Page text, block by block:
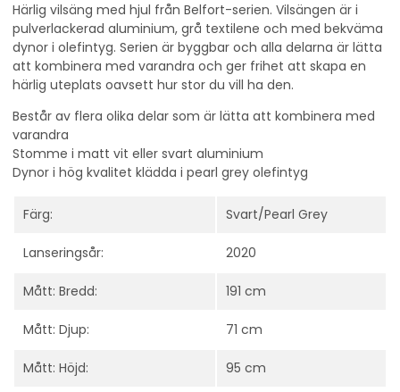
Härlig vilsäng med hjul från Belfort-serien. Vilsängen är i
pulverlackerad aluminium, grå textilene och med bekväma
dynor i olefintyg. Serien är byggbar och alla delarna är lätta
att kombinera med varandra och ger frihet att skapa en
härlig uteplats oavsett hur stor du vill ha den.
Består av flera olika delar som är lätta att kombinera med
varandra
Stomme i matt vit eller svart aluminium
Dynor i hög kvalitet klädda i pearl grey olefintyg
Färg: Svart/Pearl Grey
Lanseringsår: 2020
Mått: Bredd: 191 cm
Mått: Djup: 71 cm
Mått: Höjd: 95 cm